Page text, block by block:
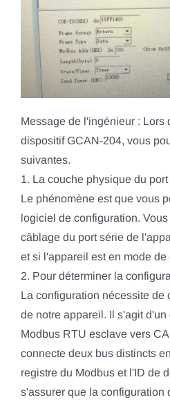
Message de l'ingénieur : Lors
dispositif GCAN-204, vous
suivantes.
1. La couche physique du
Le phénomène est que vous
logiciel de configuration.
câblage du port série de
et si l'appareil est en mode de
2. Pour déterminer la
La configuration nécessite de
de notre appareil. Il s'agit
Modbus RTU esclave vers
connecte deux bus distincts
registre du Modbus et l'ID de
s'assurer que la configuration